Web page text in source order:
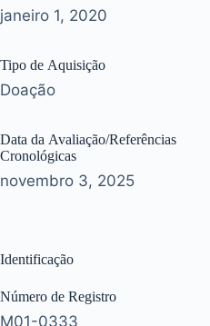
janeiro 1, 2020
Tipo de Aquisição
Doação
Data da Avaliação/Referências
Cronológicas
novembro 3, 2025
Identificação
Número de Registro
M01-0333